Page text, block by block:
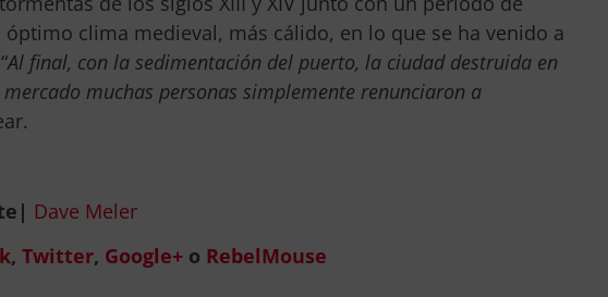
clima medieval, más cálido, en lo que se ha venido a
Al final, con la sedimentación del puerto, la ciudad destruida en
muchas personas simplemente renunciaron a
Dave Meler
, Twitter, Google+o RebelMouse